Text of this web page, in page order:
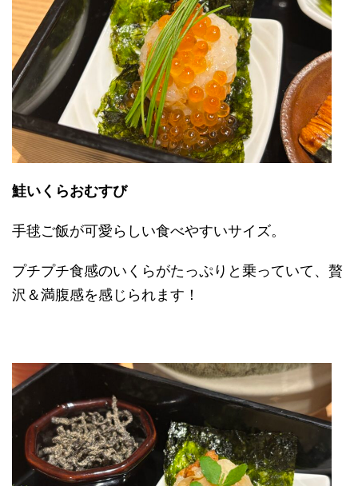
鮭いくらおむすび
手毬ご飯が可愛らしい食べやすいサイズ。
プチプチ食感のいくらがたっぷりと乗っていて、贅
沢＆満腹感を感じられます！